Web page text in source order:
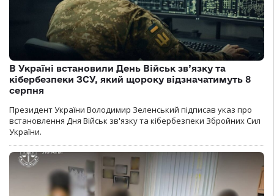
В Україні встановили День Військ зв’язку та
кібербезпеки ЗСУ, який щороку відзначатимуть 8
серпня
Президент України Володимир Зеленський підписав указ про
встановлення Дня Військ зв'язку та кібербезпеки Збройних Сил
України.